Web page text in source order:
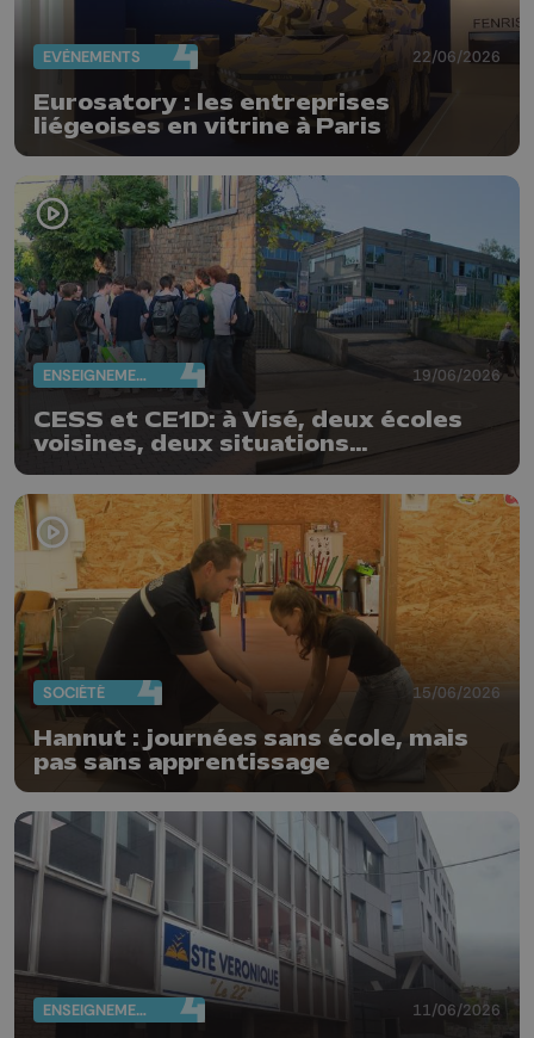
EVÈNEMENTS 22/06/2026
Eurosatory : les entreprises
liégeoises en vitrine à Paris
ENSEIGNEMENT 19/06/2026
CESS et CE1D: à Visé, deux écoles
voisines, deux situations
SOCIÉTÉ 15/06/2026
Hannut : journées sans école, mais
pas sans apprentissage
ENSEIGNEMENT 11/06/2026